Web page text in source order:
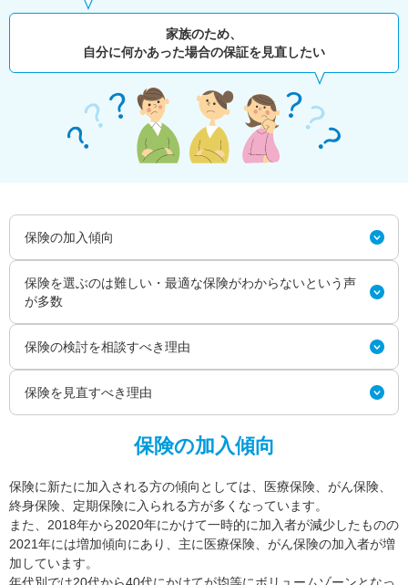
家族のため、
自分に何かあった場合の保証を見直したい
保険の加入傾向
保険を選ぶのは難しい・最適な保険がわからないという声
が多数
保険の検討を相談すべき理由
保険を見直すべき理由
保険の加入傾向
保険に新たに加入される方の傾向としては、医療保険、がん保険、
終身保険、定期保険に入られる方が多くなっています。
また、2018年から2020年にかけて一時的に加入者が減少したものの
2021年には増加傾向にあり、主に医療保険、がん保険の加入者が増
加しています。